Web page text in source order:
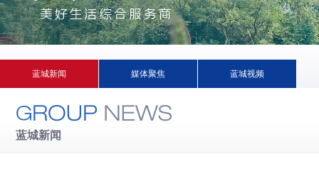
蓝城新闻 媒体聚焦 蓝城视频
蓝城新闻